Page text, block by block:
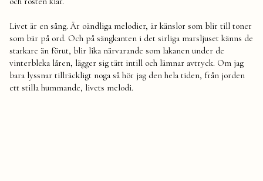
Livet är en sång. Är oändliga melodier, är känslor som blir till toner
som bär på ord. Och på sängkanten i det sirliga marsljuset känns de
starkare än förut, blir lika närvarande som lakanen under de
vinterbleka låren, lägger sig tätt intill och lämnar avtryck. Om jag
bara lyssnar tillräckligt noga så hör jag den hela tiden, från jorden
ett stilla hummande, livets melodi.